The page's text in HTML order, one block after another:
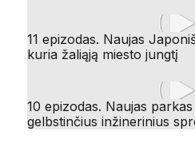
11 epizodas. Naujas
kuria žaliąją miesto jungtį
10 epizodas. Naujas
gelbstinčius inžinerinius